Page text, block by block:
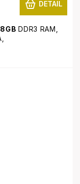
DETAIL
8GBDDR3 RAM,